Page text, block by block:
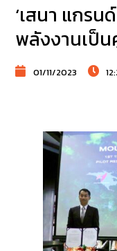
‘เสนา แกรน
พลังงานเป็
01/11/2023